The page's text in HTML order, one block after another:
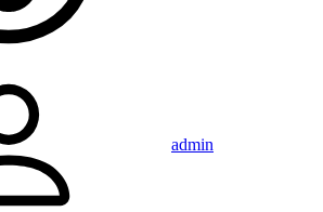
admin